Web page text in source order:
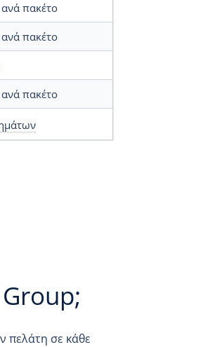
ανά πακέτο
ανά πακέτο
ανά πακέτο
Group;
πελάτη σε κάθε